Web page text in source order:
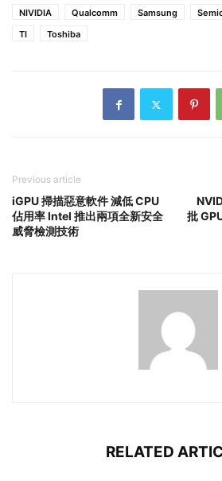
NIVIDIA
Qualcomm Samsung
TI
Toshiba
Previous article
iGPU 掃描惡意軟件 減低 CPU
佔用率 Intel 推出兩項全新安全
威脅檢測技術
批
RELATED